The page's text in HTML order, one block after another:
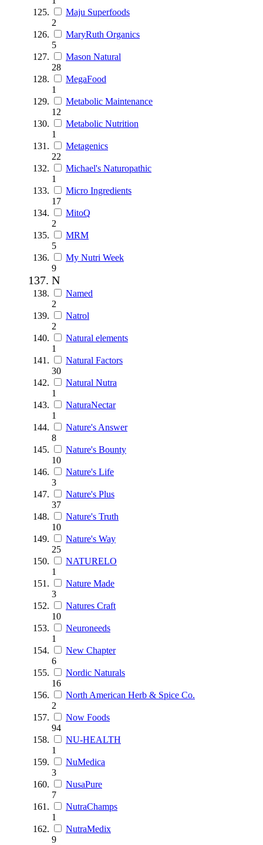
Maju Superfoods
2
MaryRuth Organics
5
Mason Natural
28
MegaFood
1
Metabolic Maintenance
12
Metabolic Nutrition
1
Metagenics
22
Michael's Naturopathic
1
Micro Ingredients
17
MitoQ
2
MRM
5
My Nutri Week
9
N
Named
2
Natrol
2
Natural elements
1
Natural Factors
30
Natural Nutra
1
NaturaNectar
1
Nature's Answer
8
Nature's Bounty
10
Nature's Life
3
Nature's Plus
37
Nature's Truth
10
Nature's Way
25
NATURELO
1
Nature Made
3
Natures Craft
10
Neuroneeds
1
New Chapter
6
Nordic Naturals
16
North American Herb & Spice Co.
2
Now Foods
94
NU-HEALTH
1
NuMedica
3
NusaPure
7
NutraChamps
1
NutraMedix
9